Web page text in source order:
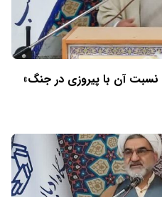
نسبت آن با پیروزی در جنگ»